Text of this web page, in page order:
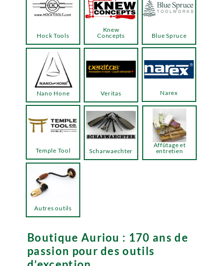
Boutique Auriou : 170 ans de
passion pour des outils
Hock Tools
Knew
Concepts
Temple Tool
Blue Spruce
Narex
Veritas
Nano Hone
Autres outils
Scharwaechter
Affûtage et
entretien